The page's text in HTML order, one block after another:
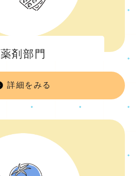
薬剤部門
詳細をみる